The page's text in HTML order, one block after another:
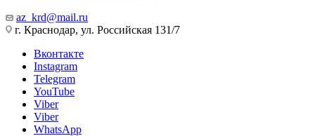
az_krd@mail.ru
г. Краснодар, ул. Российская 131/7
Вконтакте
Instagram
Telegram
YouTube
Viber
Viber
WhatsApp